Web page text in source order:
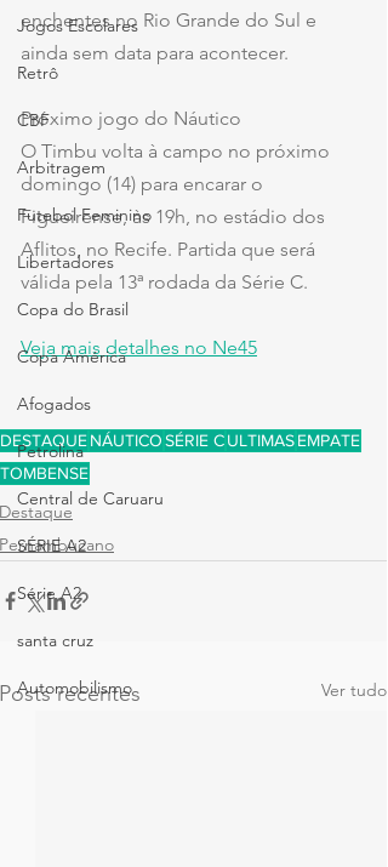
Jogos Escolares
Retrô
CBF
Arbitragem
Futebol Feminino
Libertadores
Copa do Brasil
Copa América
Afogados
Petrolina
Central de Caruaru
SÉRIE A2
Série A2
santa cruz
Automobilismo
enchentes no Rio Grande do Sul e
ainda sem data para acontecer.
Próximo jogo do Náutico
O Timbu volta à campo no próximo
domingo (14) para encarar o
Figueirense, às 19h, no estádio dos
Aflitos, no Recife. Partida que será
válida pela 13ª rodada da Série C.
Veja mais detalhes no Ne45
DESTAQUENÁUTICOSÉRIE CULTIMASEMPATE
TOMBENSE
Destaque
Pernambucano
Posts recentes Ver tudo